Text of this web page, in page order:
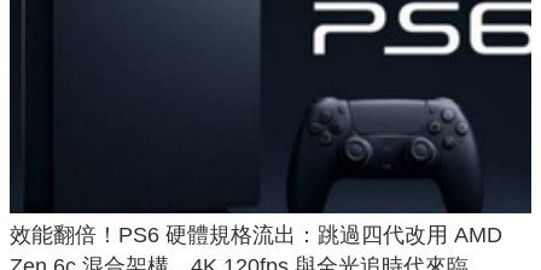
效能翻倍！PS6 硬體規格流出：跳過四代改用 AMD